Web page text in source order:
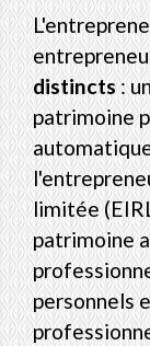
distincts:
patrimoine
limitée
patrimoine
personnels